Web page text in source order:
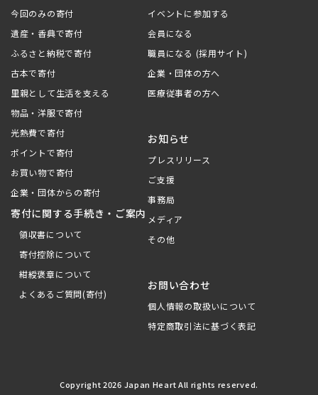
今回のみの寄付
遺産・香典で寄付
ふるさと納税で寄付
古本で寄付
里親として生活を支える
物品・洋服で寄付
光熱費で寄付
ポイントで寄付
お買い物で寄付
企業・団体からの寄付
寄付に関する手続き・ご案内
領収書について
寄付控除について
紺綬褒章について
よくあるご質問(寄付)
イベントに参加する
会員になる
職員になる (採用サイト)
企業・団体の方へ
医療従事者の方へ
お知らせ
プレスリリース
ご支援
事務局
メディア
その他
お問い合わせ
個人情報の取扱いについて
特定商取引法に基づく表記
Copyright 2026 Japan Heart All rights reserved.